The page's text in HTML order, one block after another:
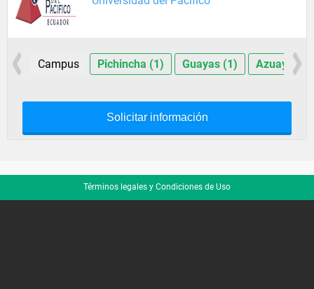
Campus Pichincha (1) Guayas (1) Azuay (1)
Solicitar información
Términos legales y Condiciones de Uso